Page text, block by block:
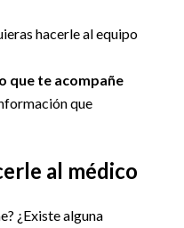
hacerle al equipo
que te acompañe
que
al médico
¿Existe alguna